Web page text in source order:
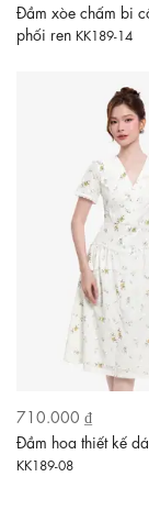
Đầm xòe chấm bi
phối ren KK189-14
710.000 ₫
Đầm hoa thiết kế
KK189-08